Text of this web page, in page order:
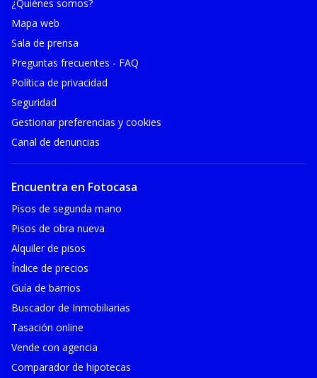
¿Quiénes somos?
Mapa web
Sala de prensa
Preguntas frecuentes - FAQ
Política de privacidad
Seguridad
Gestionar preferencias y cookies
Canal de denuncias
Encuentra en Fotocasa
Pisos de segunda mano
Pisos de obra nueva
Alquiler de pisos
Índice de precios
Guía de barrios
Buscador de Inmobiliarias
Tasación online
Vende con agencia
Comparador de hipotecas